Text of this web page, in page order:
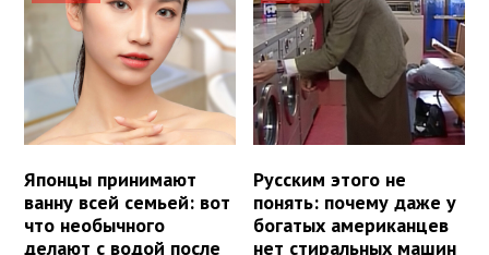
Японцы принимают
ванну всей семьей: вот
что необычного
делают с водой после
Русским этого не
понять: почему даже у
богатых американцев
нет стиральных машин